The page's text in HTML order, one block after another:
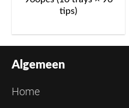
tips)
Algemeen
Home